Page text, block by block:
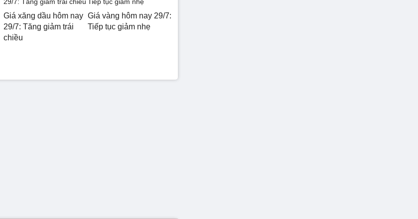
Giá xăng dầu hôm nay
29/7: Tăng giảm trái
chiều
Giá vàng hôm nay 29/7:
Tiếp tục giảm nhẹ